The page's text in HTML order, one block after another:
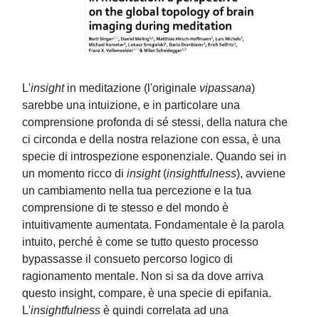
L'insightin meditazione (l'originale vipassana)
sarebbe una intuizione, e in particolare una
comprensione profonda di sé stessi, della natura che
ci circonda e della nostra relazione con essa, è una
specie di introspezione esponenziale. Quando sei in
un momento ricco di insight(insightfulness), avviene
un cambiamento nella tua percezione e la tua
comprensione di te stesso e del mondo è
intuitivamente aumentata. Fondamentale è la parola
intuito, perché è come se tutto questo processo
bypassasse il consueto percorso logico di
ragionamento mentale. Non si sa da dove arriva
questo insight, compare, è una specie di epifania.
L'insightfulness è quindi correlata ad una